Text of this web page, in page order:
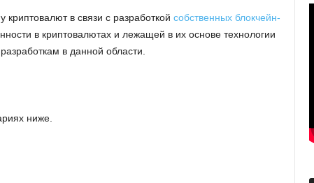
в связи с разработкой собственных блокчейн-
в криптовалютах и лежащей в их основе технологии
в данной области.
ниже.